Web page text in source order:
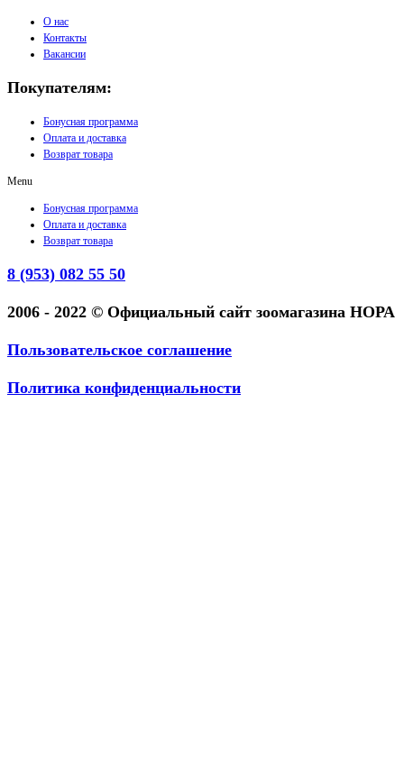
О нас
Контакты
Вакансии
Покупателям:
Бонусная программа
Оплата и доставка
Возврат товара
Menu
Бонусная программа
Оплата и доставка
Возврат товара
8 (953) 082 55 50
2006 - 2022 © Официальный сайт зоомагазина НОРА
Пользовательское соглашение
Политика конфиденциальности